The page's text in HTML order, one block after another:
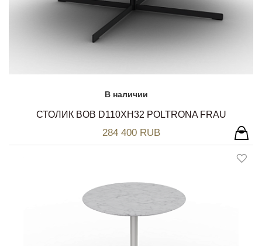
В наличии
СТОЛИК BOB D110ХH32 POLTRONA FRAU
284 400 RUB